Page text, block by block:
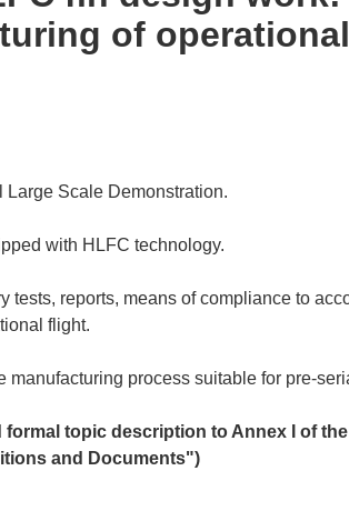
of
Scale Demonstration.
with HLFC technology.
tests, reports, means of compliance to
flight.
manufacturing process suitable for pre-
formal topic description to Annex I of
and Documents")